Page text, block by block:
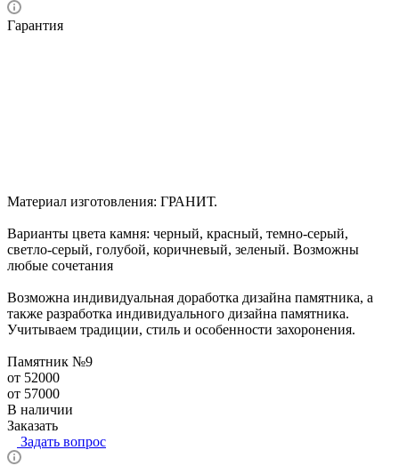
Гарантия
Материал изготовления: ГРАНИТ.
Варианты цвета камня: черный, красный, темно-серый,
светло-серый, голубой, коричневый, зеленый. Возможны
любые сочетания
Возможна индивидуальная доработка дизайна памятника, а
также разработка индивидуального дизайна памятника.
Учитываем традиции, стиль и особенности захоронения.
Памятник №9
от 52000
от 57000
В наличии
Заказать
Задать вопрос